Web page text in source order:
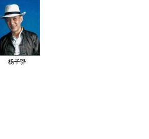
杨子骅